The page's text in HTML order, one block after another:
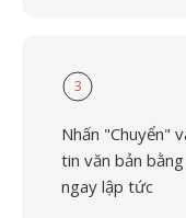
3
Nhấn "Chuyển"
tin văn bản
ngay lập tức